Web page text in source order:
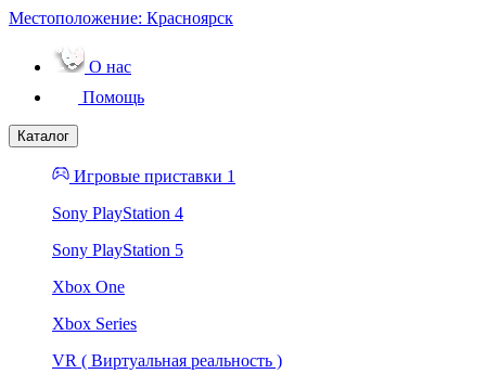
Местоположение: Красноярск
О нас
Помощь
Каталог
Игровые приставки 1
Sony PlayStation 4
Sony PlayStation 5
Xbox One
Xbox Series
VR ( Виртуальная реальность )